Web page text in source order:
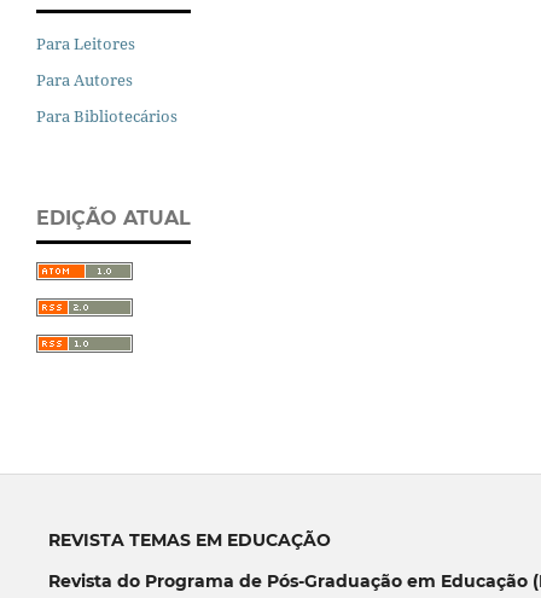
Para Leitores
Para Autores
Para Bibliotecários
EDIÇÃO ATUAL
REVISTA TEMAS EM EDUCAÇÃO
Revista do Programa de Pós-Graduação em Educação